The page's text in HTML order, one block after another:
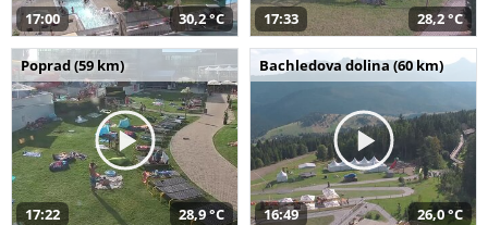
17:00 30,2 °C 17:33 28,2 °C
Poprad (59 km)
17:22 28,9 °C
Bachledova dolina (60 km)
16:49 26,0 °C